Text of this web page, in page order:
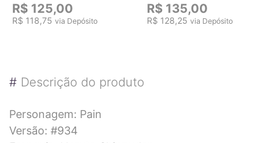
R$ 125,00
R$ 118,75 via Depósito
R$ 135,00
R$ 128,25 via Depósito
# Descrição do produto
Personagem: Pain
Versão: #934